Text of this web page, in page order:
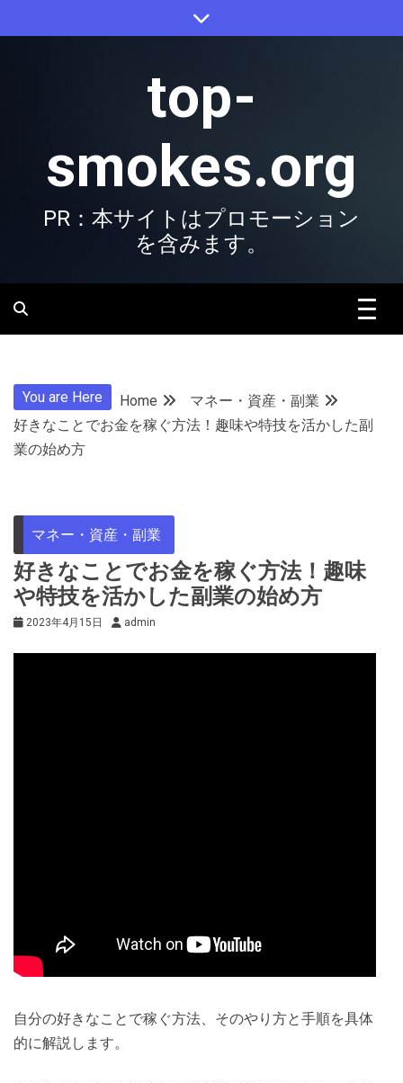
to
top-
smokes.org
PR：本サイトはプロモーション
を含みます。
You are Here Home
マネー・資産・副業
好きなことでお金を稼ぐ方法！趣味や特技を活かした副
業の始め方
マネー・資産・副業
好きなことでお金を稼ぐ方法！趣味
や特技を活かした副業の始め方
2023年4月15日 admin
自分の好きなことで稼ぐ方法、そのやり方と手順を具体
的に解説します。